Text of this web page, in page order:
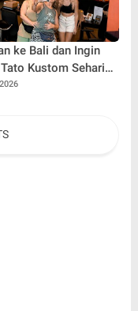
ke Bali dan Ingin
Kustom Sehari
Panduannya